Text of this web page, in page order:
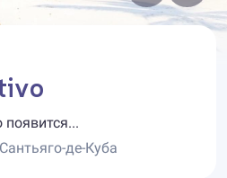
появится...
де-Куба